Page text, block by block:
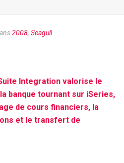
2008, Seagull
Integration valorise le
banque tournant sur iSeries,
de cours financiers, la
et le transfert de